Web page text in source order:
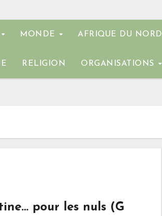
MONDE AFRIQUE DU NORD
RELIGION ORGANISATIONS
pour les nuls (G